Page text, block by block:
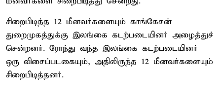
சிறைபிடித்த 12 மீனவர்களையும் காங்கேசன்
துறைமுகத்துக்கு இலங்கை கடற்படையினர் அழைத்துச்
சென்றனர். ரோந்து வந்த இலங்கை கடற்படையினர்
ஒரு விசைப்படகையும், அதிலிருந்த 12 மீனவர்களையும்
சிறைபிடித்தனர்.